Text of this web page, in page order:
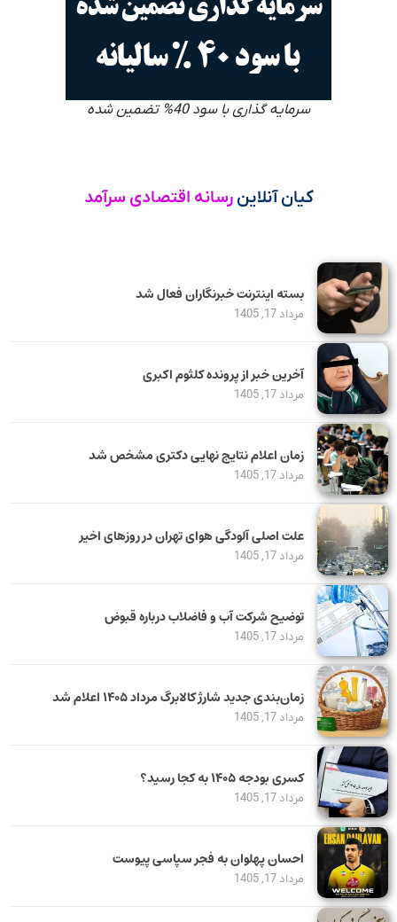
سرمایه گذاری با سود 40% تضمین شده
کیان آنلاین رسانه اقتصادی سرآمد
بسته اینترنت خبرنگاران فعال شد
مرداد 17, 1405
آخرین خبر از پرونده کلثوم اکبری
مرداد 17, 1405
زمان اعلام نتایج نهایی دکتری مشخص شد
مرداد 17, 1405
علت اصلی آلودگی هوای تهران در روزهای اخیر
مرداد 17, 1405
توضیح شرکت آب و فاضلاب درباره قبوض
مرداد 17, 1405
زمان‌بندی جدید شارژ کالابرگ مرداد ۱۴۰۵ اعلام شد
مرداد 17, 1405
کسری بودجه ۱۴۰۵ به کجا رسید؟
مرداد 17, 1405
احسان پهلوان به فجر سپاسی پیوست
مرداد 17, 1405